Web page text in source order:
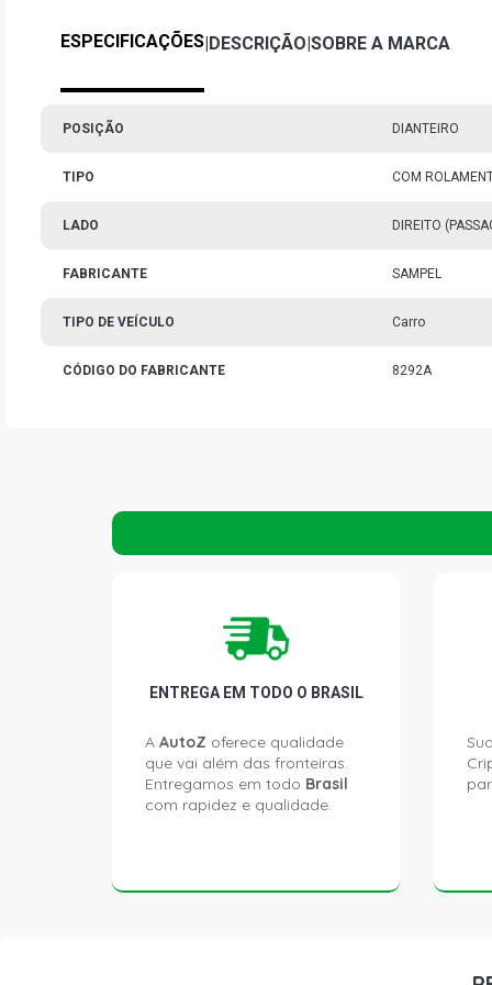
ESPECIFICAÇÕES|DESCRIÇÃO|SOBRE A MARCA
POSIÇÃO DIANTEIRO
TIPO COM
LADO DIREITO
FABRICANTE SAMPEL
TIPO DE VEÍCULO Carro
CÓDIGO DO FABRICANTE 8292A
ENTREGA EM TODO O BRASIL
A AutoZ oferece qualidade
que vai além das fronteiras.
Entregamos em todo Brasil
com rapidez e qualidade.